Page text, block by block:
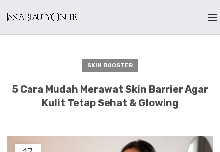
SKIN BOOSTER
5 Cara Mudah Merawat Skin Barrier Agar
Kulit Tetap Sehat & Glowing